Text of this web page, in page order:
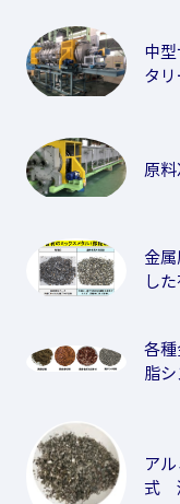
中
タリ
原
金
し
各
脂
ア
式